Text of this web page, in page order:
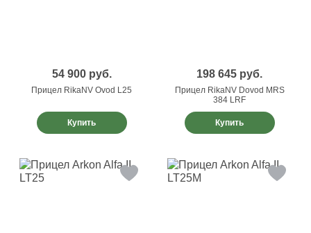
54 900 руб.
Прицел RikaNV Ovod L25
Купить
198 645 руб.
Прицел RikaNV Dovod MRS
384 LRF
Купить